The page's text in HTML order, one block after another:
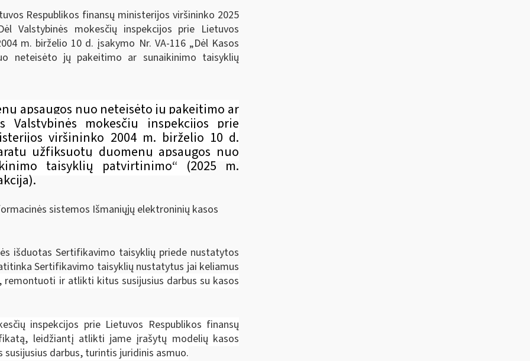
Respublikos finansų ministerijos viršininko 2025
Valstybinės mokesčių inspekcijos prie Lietuvos
m. birželio 10 d. įsakymo Nr. VA-116 „Dėl Kasos
neteisėto jų pakeitimo ar sunaikinimo taisyklių
apsaugos nuo neteisėto jų pakeitimo ar
mokesčių inspekcijos prie
viršininko 2004 m. birželio 10 d.
užfiksuotų duomenų apsaugos nuo
taisyklių patvirtinimo“ (2025 m.
sistemos Išmaniųjų elektroninių kasos
išduotas Sertifikavimo taisyklių priede nustatytos
Sertifikavimo taisyklių nustatytus jai keliamus
remontuoti ir atlikti kitus susijusius darbus su kasos
inspekcijos prie Lietuvos Respublikos finansų
leidžiantį atlikti jame įrašytų modelių kasos
darbus, turintis juridinis asmuo.